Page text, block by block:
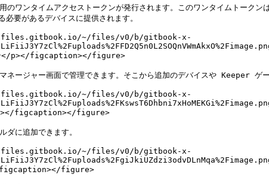
のワンタイムアクセストークンが発行されます。このワンタイムトーク
要があるデバイスに提供されます。
files.gitbook.io/~/files/v0/b/gitbook-x-
ン</p></figcaption></figure>
ネージャー画面で管理できます。そこから追加のデバイスや Keeper ゲ
files.gitbook.io/~/files/v0/b/gitbook-x-
p></figcaption></figure>
ダに追加できます。
files.gitbook.io/~/files/v0/b/gitbook-x-
figcaption></figure>